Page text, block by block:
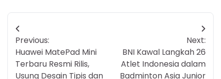
Post
navigation
Previous:
Huawei MatePad Mini
Terbaru Resmi Rilis,
Usung Desain Tipis dan
Next:
BNI Kawal Langkah 26
Atlet Indonesia dalam
Badminton Asia Junior